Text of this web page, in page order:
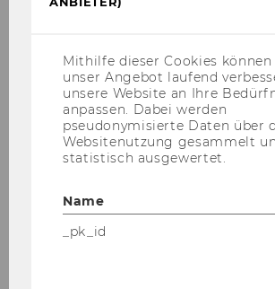
Mithilfe dieser Cookies können
unser Angebot laufend
unsere Website an Ihre
anpassen. Dabei werden
pseudonymisierte Daten über
Websitenutzung gesammelt
statistisch ausgewertet.
Name
_pk_id